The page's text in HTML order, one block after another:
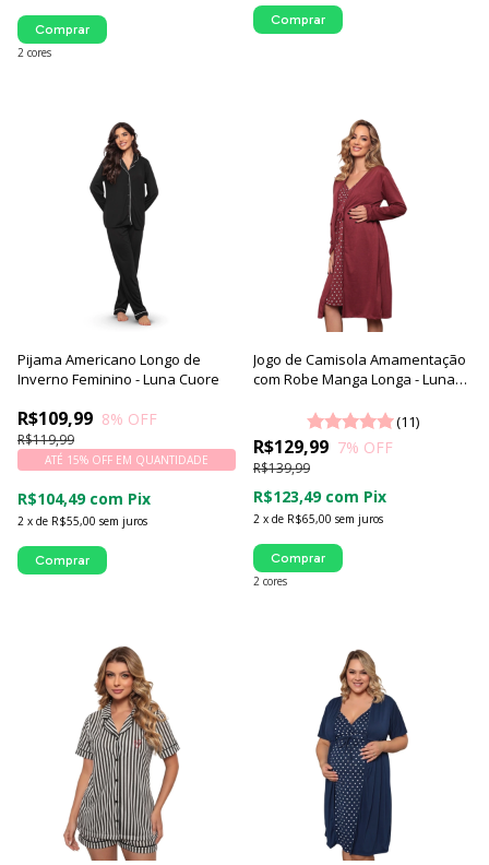
2 cores
Comprar
Comprar
Pijama Americano Longo de
Inverno Feminino - Luna Cuore
R$109,99
R$119,99
8% OFF
2 x de R$55,00 sem juros
ATÉ 15% OFF EM QUANTIDADE
R$104,49 com Pix
Comprar
Jogo de Camisola Amamentação
com Robe Manga Longa - Luna
(11)
R$129,99
R$139,99
7% OFF
2 x de R$65,00 sem juros
R$123,49 com Pix
2 cores
Comprar